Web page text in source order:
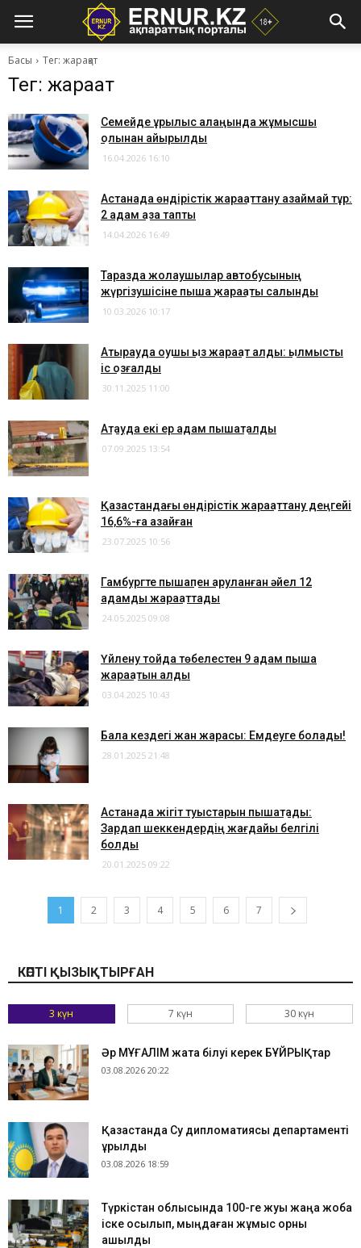
Басы Тег: жарақат
Тег: жарақат
Семейде құрылыс алаңында жұмысшы
қолынан айырылды
16.04.2026 16:10
​Астанада өндірістік жарақаттану азаймай тұр:
2 адам қаза тапты
14.04.2026 16:49
Таразда жолаушылар автобусының
жүргізушісіне пышақ жарақаты салынды
10.03.2026 10:17
Атырауда оқушы қыз жарақат алды: қылмыстық
іс қозғалды
30.11.2025 11:00
Ақтауда екі ер адам пышақталды
07.09.2025 13:54
Қазақстандағы өндірістік жарақаттану деңгейі
16,6%-ға азайған
23.07.2025 10:56
Гамбургте пышақпен қаруланған әйел 12
адамды жарақаттады
24.05.2025 09:08
Үйлену тойда төбелестен 9 адам пышақ
жарақатын алды
03.04.2025 10:43
​Бала кездегі жан жарасы: Емдеуге болады!
28.01.2025 21:48
​Астанада жігіт туыстарын пышақтады:
Зардап шеккендердің жағдайы белгілі
болды
20.01.2025 09:22
1 2 3 4 5 6 7
КӨПТІ ҚЫЗЫҚТЫРҒАН
3 күн 7 күн 30 күн
Әр МҰҒАЛІМ жатқа білуі керек БҰЙРЫҚтар
03.08.2026 20:22
Қазақстанда Су дипломатиясы департаменті
құрылды
03.08.2026 18:59
Түркістан облысында 100-ге жуық жаңа жоба
іске қосылып, мыңдаған жұмыс орны
ашылды